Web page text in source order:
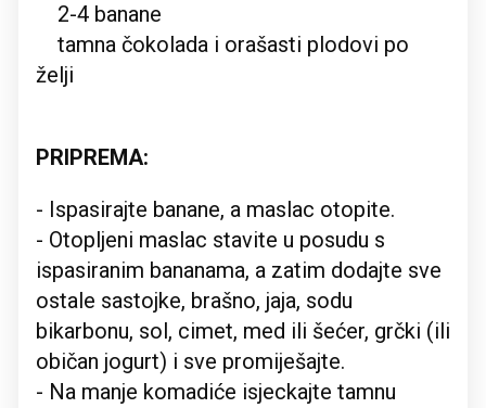
2-4 banane
tamna čokolada i orašasti plodovi po
želji
PRIPREMA:
- Ispasirajte banane, a maslac otopite.
- Otopljeni maslac stavite u posudu s
ispasiranim bananama, a zatim dodajte sve
ostale sastojke, brašno, jaja, sodu
bikarbonu, sol, cimet, med ili šećer, grčki (ili
običan jogurt) i sve promiješajte.
- Na manje komadiće isjeckajte tamnu